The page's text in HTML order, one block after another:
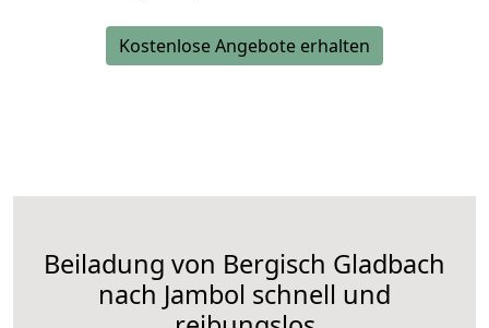
Kostenlose Angebote erhalten
Beiladung von Bergisch Gladbach
nach Jambol schnell und